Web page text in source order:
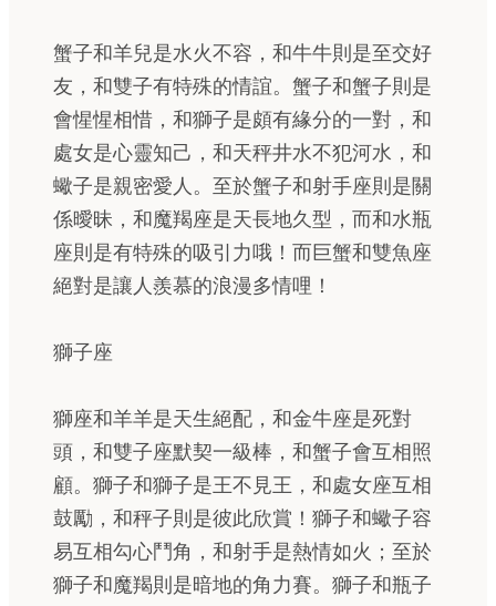
蟹子和羊兒是水火不容，和牛牛則是至交好
友，和雙子有特殊的情誼。蟹子和蟹子則是
會惺惺相惜，和獅子是頗有緣分的一對，和
處女是心靈知己，和天秤井水不犯河水，和
蠍子是親密愛人。至於蟹子和射手座則是關
係曖昧，和魔羯座是天長地久型，而和水瓶
座則是有特殊的吸引力哦！而巨蟹和雙魚座
絕對是讓人羨慕的浪漫多情哩！
獅子座
獅座和羊羊是天生絕配，和金牛座是死對
頭，和雙子座默契一級棒，和蟹子會互相照
顧。獅子和獅子是王不見王，和處女座互相
鼓勵，和秤子則是彼此欣賞！獅子和蠍子容
易互相勾心鬥角，和射手是熱情如火；至於
獅子和魔羯則是暗地的角力賽。獅子和瓶子